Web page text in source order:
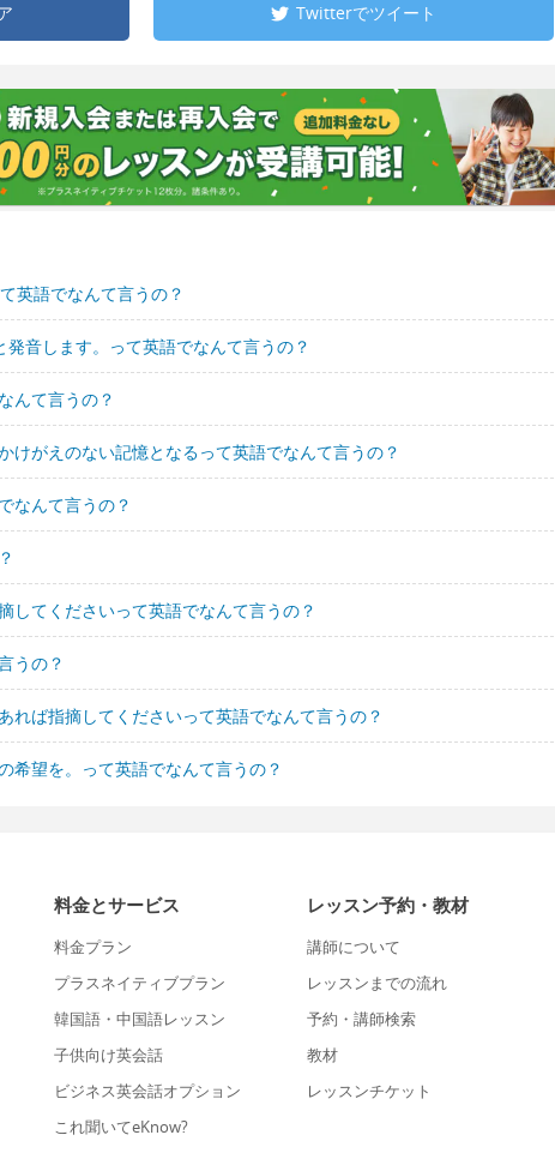
Twitterでツイート
英語でなんて言うの？
音します。って英語でなんて言うの？
んて言うの？
けがえのない記憶となるって英語でなんて言うの？
なんて言うの？
してくださいって英語でなんて言うの？
うの？
れば指摘してくださいって英語でなんて言うの？
希望を。って英語でなんて言うの？
料金とサービス
料金プラン
プラスネイティブプラン
韓国語・中国語レッスン
子供向け英会話
ビジネス英会話オプション
これ聞いてeKnow?
レッスン予約・教材
講師について
レッスンまでの流れ
予約・講師検索
教材
レッスンチケット